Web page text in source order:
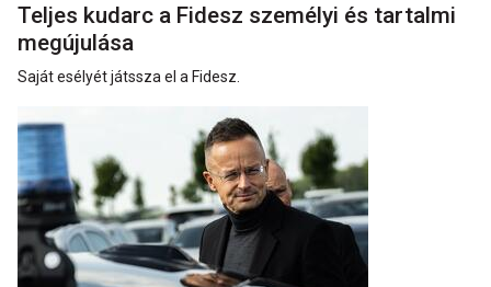
Teljes kudarc a Fidesz személyi és tartalmi
megújulása
Saját esélyét játssza el a Fidesz.